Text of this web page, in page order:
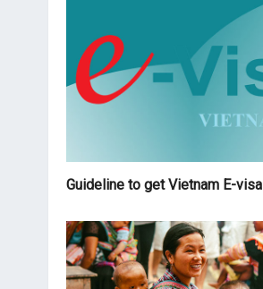
Guideline to get Vietnam E-visa